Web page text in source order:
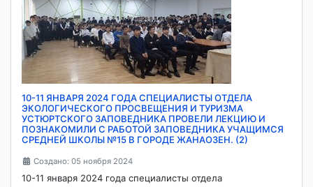
10-11 ЯНВАРЯ 2024 ГОДА СПЕЦИАЛИСТЫ ОТДЕЛА
ЭКОЛОГИЧЕСКОГО ПРОСВЕЩЕНИЯ И ТУРИЗМА
УСТЮРТСКОГО ЗАПОВЕДНИКА ПРОВЕЛИ ЛЕКЦИЮ И
ПОЗНАКОМИЛИ С РАБОТОЙ ЗАПОВЕДНИКА УЧАЩИМСЯ
СРЕДНЕЙ ШКОЛЫ №15 В ГОРОДЕ ЖАНАОЗЕН. (2)
Создано: 05 ноября 2024
10-11 января 2024 года специалисты отдела